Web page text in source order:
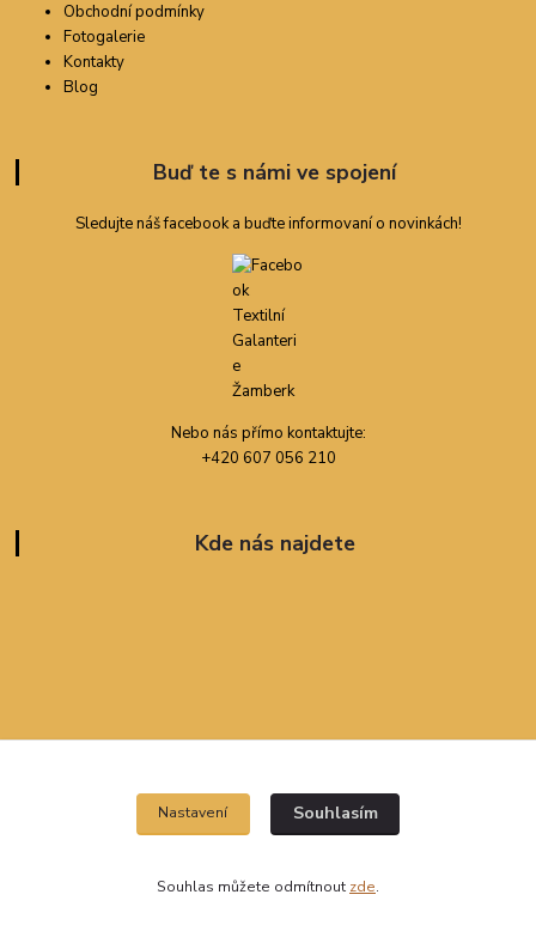
Obchodní podmínky
Fotogalerie
Kontakty
Blog
Buď te s námi ve spojení
Sledujte náš facebook a buďte informovaní o novinkách!
Nebo nás přímo kontaktujte:
+420 607 056 210
Kde nás najdete
Nastavení Souhlasím
Souhlas můžete odmítnout zde.